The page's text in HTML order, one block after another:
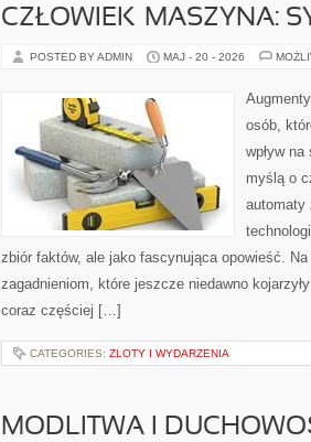
CZŁOWIEK–MASZYNA:
POSTED BY ADMIN MAJ - 20 - 2026
osób,
wpływ
myślą o
automaty
zbiór faktów, ale jako fascynująca opowieść.
zagadnieniom, które jeszcze niedawno
coraz częściej […]
CATEGORIES: ZLOTY I WYDARZENIA
MODLITWA I